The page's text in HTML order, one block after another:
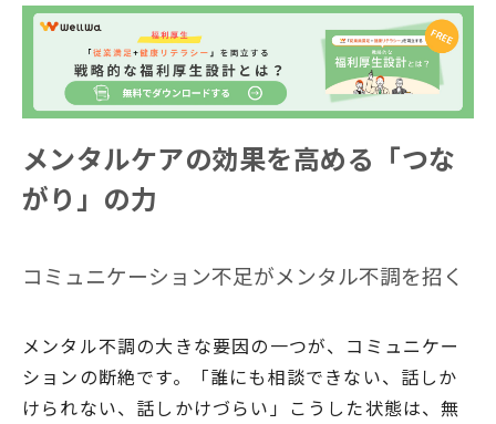
メンタルケアの効果を高める「つな
がり」の力
コミュニケーション不足がメンタル不調を招く
メンタル不調の大きな要因の一つが、コミュニケー
ションの断絶です。「誰にも相談できない、話しか
けられない、話しかけづらい」こうした状態は、無